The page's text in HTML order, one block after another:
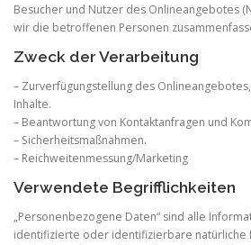
Besucher und Nutzer des Onlineangebotes
wir die betroffenen Personen
Zweck der Verarbeitung
– Zurverfügungstellung des
Inhalte.
– Beantwortung von Kontaktanfragen und
– Sicherheitsmaßnahmen.
– Reichweitenmessung/Marketing
Verwendete Begrifflichkeiten
„Personenbezogene Daten“ sind alle
identifizierte oder identifizierbare natürliche